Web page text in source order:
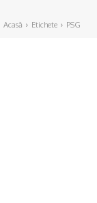
Acasă Etichete PSG